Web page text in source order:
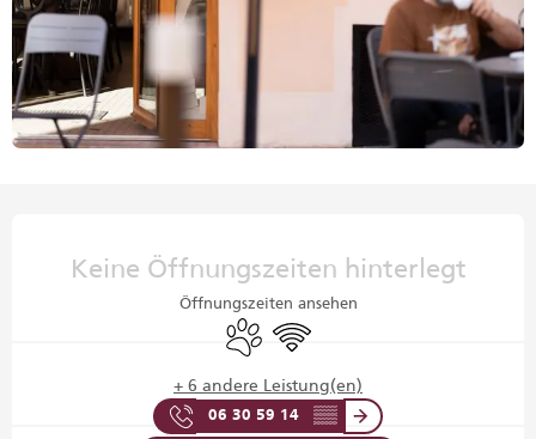
Keine Öffnungszeiten hinterlegt
Öffnungszeiten ansehen
Tiere erlaubt
Wi-Fi
+ 6 andere Leistung(en)
06 30 59 14 ▒▒